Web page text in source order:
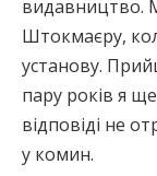
видавництво.
Штокмаєру,
установу.
пару років я
відповіді не
у комин.